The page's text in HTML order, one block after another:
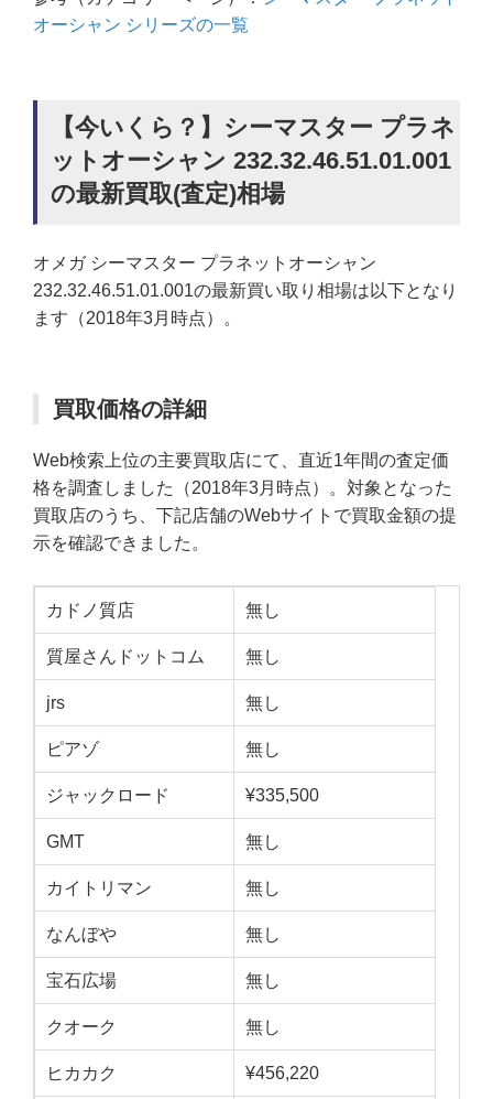
オーシャン シリーズの一覧
【今いくら？】シーマスター プラネ
ットオーシャン 232.32.46.51.01.001
の最新買取(査定)相場
オメガ シーマスター プラネットオーシャン
232.32.46.51.01.001の最新買い取り相場は以下となり
ます（2018年3月時点）。
買取価格の詳細
Web検索上位の主要買取店にて、直近1年間の査定価
格を調査しました（2018年3月時点）。対象となった
買取店のうち、下記店舗のWebサイトで買取金額の提
示を確認できました。
カドノ質店 無し
質屋さんドットコム 無し
jrs 無し
ピアゾ 無し
ジャックロード ¥335,500
GMT 無し
カイトリマン 無し
なんぼや 無し
宝石広場 無し
クオーク 無し
ヒカカク ¥456,220